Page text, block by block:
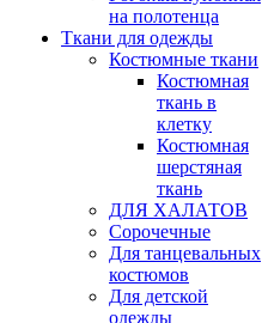
на полотенца
Ткани для одежды
Костюмные ткани
Костюмная
ткань в
клетку
Костюмная
шерстяная
ткань
ДЛЯ ХАЛАТОВ
Сорочечные
Для танцевальных
костюмов
Для детской
одежды